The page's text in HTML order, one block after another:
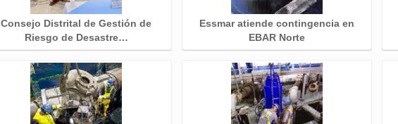
Consejo Distrital de Gestión de
Riesgo de Desastre…
Essmar atiende contingencia en
EBAR Norte